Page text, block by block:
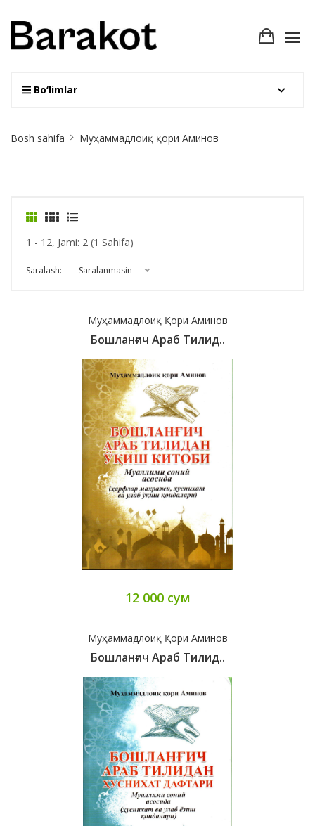
Bo‘limlar
Breadcrumb
Bosh sahifa Муҳаммадлоиқ қори Аминов
1 - 12, Jami: 2 (1 Sahifa)
Saralash: Saralanmasin
Муҳаммадлоиқ Қори Аминов
Бошланғич Араб Тилид..
12 000 сум
Муҳаммадлоиқ Қори Аминов
Бошланғич Араб Тилид..